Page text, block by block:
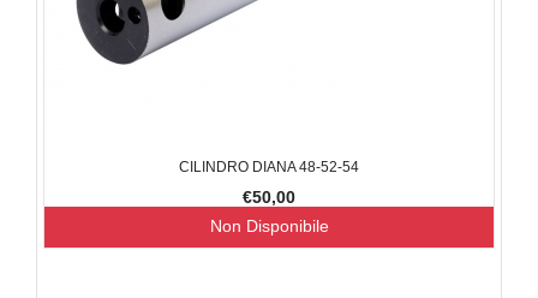
CILINDRO DIANA 48-52-54
€50,00
Non Disponibile